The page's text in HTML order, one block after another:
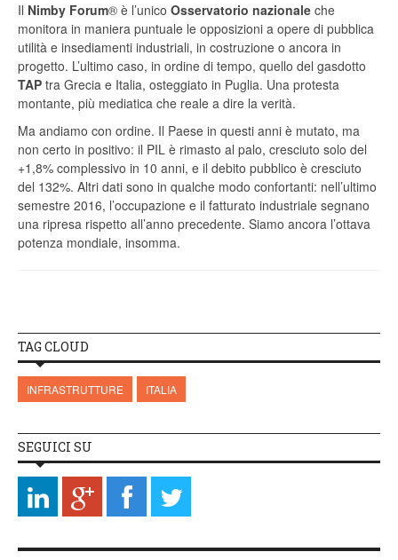
Il Nimby Forum® è l’unico Osservatorio nazionale che
monitora in maniera puntuale le opposizioni a opere di pubblica
utilità e insediamenti industriali, in costruzione o ancora in
progetto. L’ultimo caso, in ordine di tempo, quello del gasdotto
TAP tra Grecia e Italia, osteggiato in Puglia. Una protesta
montante, più mediatica che reale a dire la verità.
Ma andiamo con ordine. Il Paese in questi anni è mutato, ma
non certo in positivo: il PIL è rimasto al palo, cresciuto solo del
+1,8% complessivo in 10 anni, e il debito pubblico è cresciuto
del 132%. Altri dati sono in qualche modo confortanti: nell’ultimo
semestre 2016, l’occupazione e il fatturato industriale segnano
una ripresa rispetto all’anno precedente. Siamo ancora l’ottava
potenza mondiale, insomma.
TAG CLOUD
INFRASTRUTTURE ITALIA
SEGUICI SU